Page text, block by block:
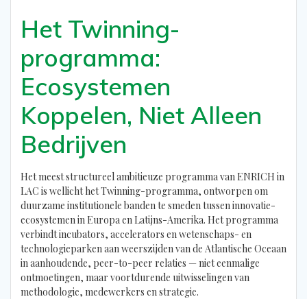
Het Twinning-
programma:
Ecosystemen
Koppelen, Niet Alleen
Bedrijven
Het meest structureel ambitieuze programma van ENRICH in
LAC is wellicht het Twinning-programma, ontworpen om
duurzame institutionele banden te smeden tussen innovatie-
ecosystemen in Europa en Latijns-Amerika. Het programma
verbindt incubators, accelerators en wetenschaps- en
technologieparken aan weerszijden van de Atlantische Oceaan
in aanhoudende, peer-to-peer relaties — niet eenmalige
ontmoetingen, maar voortdurende uitwisselingen van
methodologie, medewerkers en strategie.